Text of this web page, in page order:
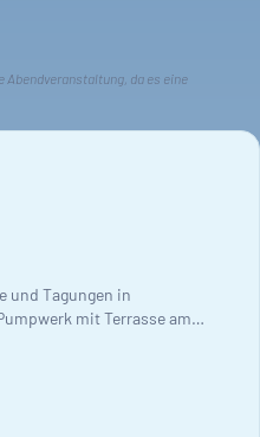
Abendveranstaltung, da es eine
und Tagungen in
mit Terrasse am